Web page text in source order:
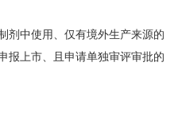
中使用、仅有境外生产来源的
报上市、且申请单独审评审批的